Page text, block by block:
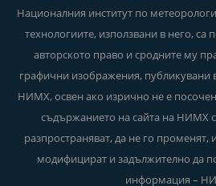
Националния институт по
технологиите, използвани в него, са
авторското право и сродните му
графични изображения, публикувани в
НИМХ, освен ако изрично не е
съдържанието на сайта на НИМХ
разпространяват, да не го променят,
модифицират и задължително да
информация –